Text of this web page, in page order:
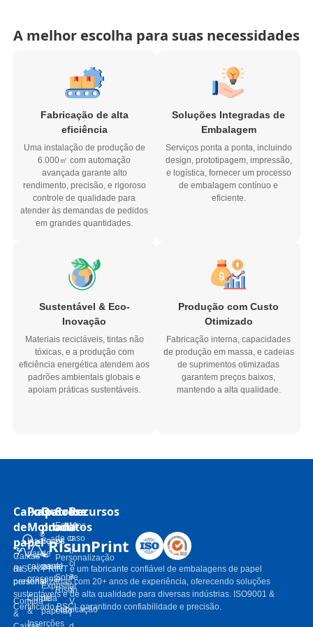
A melhor escolha para suas necessidades
Fabricação de alta
eficiência
Uma instalação de produção de
6.000㎡ com automação
avançada garante alto
rendimento, precisão, e rigoroso
controle de qualidade para
atender às demandas de pedidos
em grandes quantidades.
Soluções Integradas de
Embalagem
Serviços ponta a ponta, incluindo
design, prototipagem, impressão,
e logística, fornecer um processo
de embalagem contínuo e
eficiente.
Sustentável & Eco-
Inovação
Materiais recicláveis, tintas não
tóxicas, e a produção com
eficiência energética atendem aos
padrões ambientais globais e
apoiam práticas sustentáveis.
Produção com Custo
Otimizado
Fabricação interna, capacidades
de produção em massa, e cadeias
de suprimentos otimizadas
garantem preços baixos,
mantendo a alta qualidade.
Caixas
de
papel
Caixas
de
presente
Comida
&
Polpa
Moldada
Inserções
para
caixas de
presente
Comida
&
Inserções
Outros
produtos
Sacos
de
papel
Expositor
de
papelão
Sobre
Estudos
de caso
Personalização
Sobre
Risun
Fabricação
Recursos
N
o
tí
ci
a
s
V
í
RisunPrint
RISUN-PRINT é um fabricante confiável de embalagens de papel
personalizadas com 20+ anos de experiência, oferecendo soluções
sustentáveis ​​e de alta qualidade para diversas indústrias. ISO9001 &
Certificado BSCI, garantindo confiabilidade e precisão.